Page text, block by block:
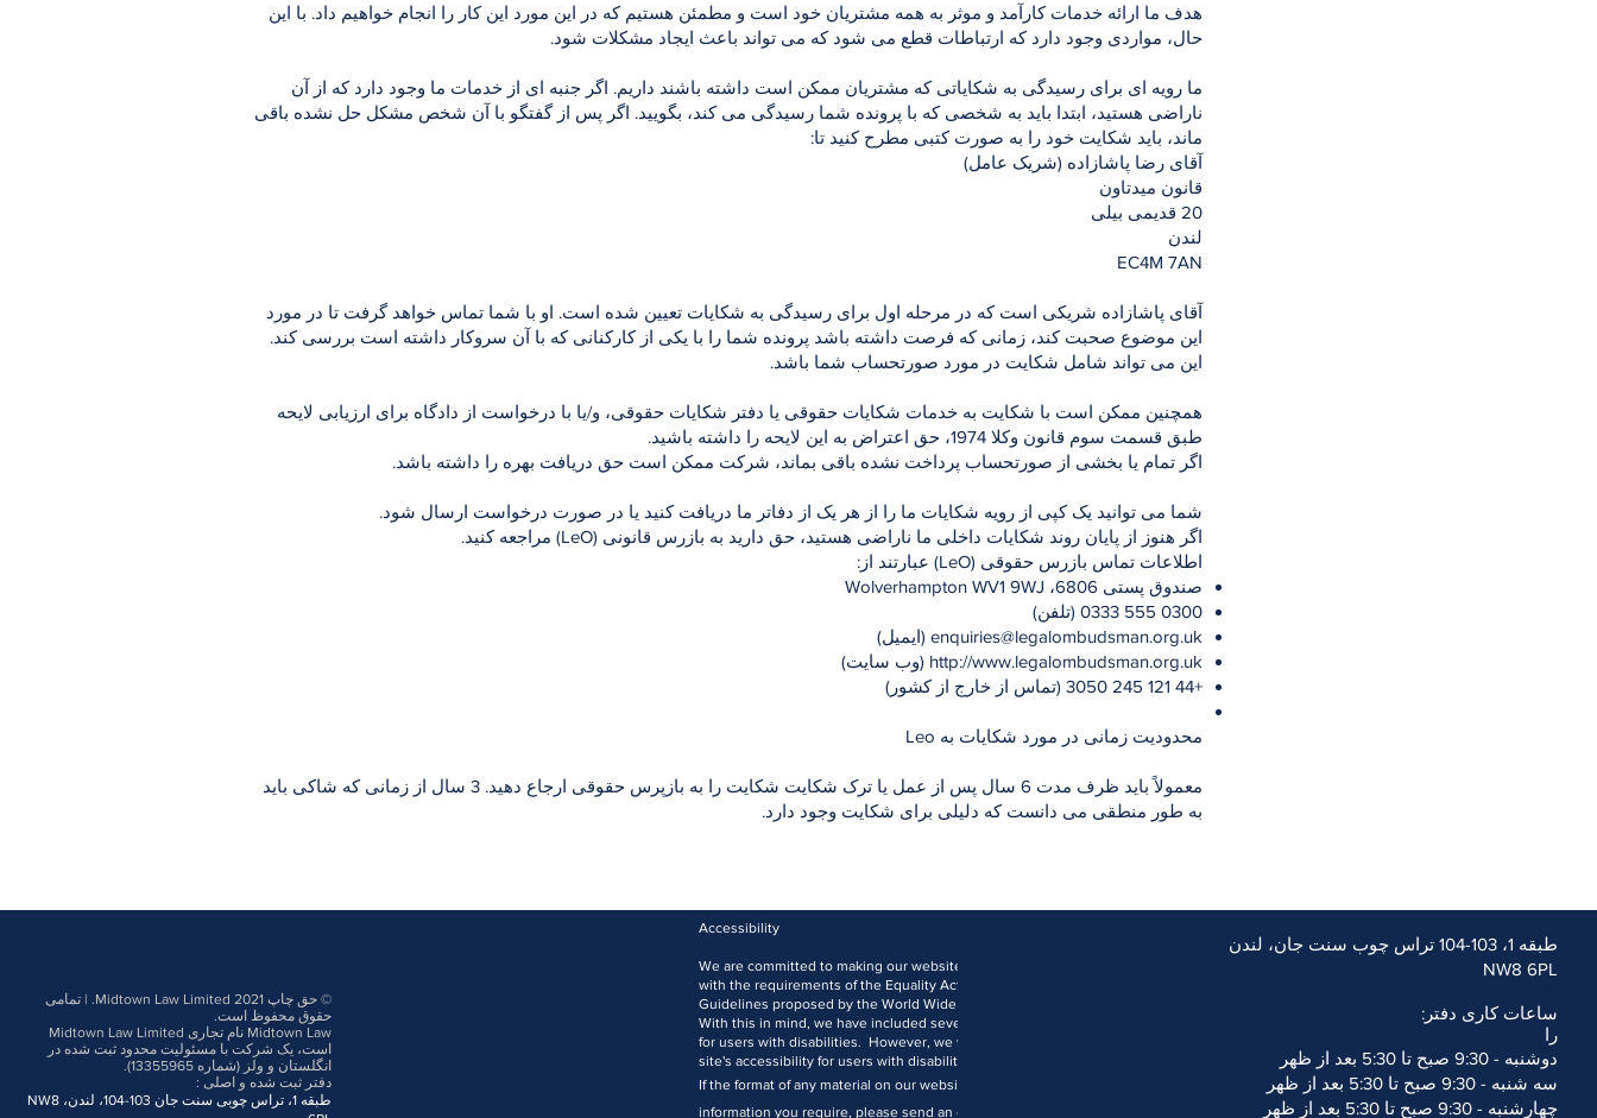
هدف ما ارائه خدمات کارآمد و موثر به همه مشتریان خود است و مطمئن هستیم که در این مورد این کار را انجام خواهیم داد. با این
حال، مواردی وجود دارد که ارتباطات قطع می شود که می تواند باعث ایجاد مشکلات شود.
ما رویه ای برای رسیدگی به شکایاتی که مشتریان ممکن است داشته باشند داریم. اگر جنبه ای از خدمات ما وجود دارد که از آن
ناراضی هستید، ابتدا باید به شخصی که با پرونده شما رسیدگی می کند، بگویید. اگر پس از گفتگو با آن شخص مشکل حل نشده باقی
ماند، باید شکایت خود را به صورت کتبی مطرح کنید تا:
آقای رضا پاشازاده (شریک عامل)
قانون میدتاون
20 قدیمی بیلی
لندن
EC4M 7AN
آقای پاشازاده شریکی است که در مرحله اول برای رسیدگی به شکایات تعیین شده است. او با شما تماس خواهد گرفت تا در مورد
این موضوع صحبت کند، زمانی که فرصت داشته باشد پرونده شما را با یکی از کارکنانی که با آن سروکار داشته است بررسی کند.
این می تواند شامل شکایت در مورد صورتحساب شما باشد.
همچنین ممکن است با شکایت به خدمات شکایات حقوقی یا دفتر شکایات حقوقی، و/یا با درخواست از دادگاه برای ارزیابی لایحه
طبق قسمت سوم قانون وکلا 1974، حق اعتراض به این لایحه را داشته باشید.
اگر تمام یا بخشی از صورتحساب پرداخت نشده باقی بماند، شرکت ممکن است حق دریافت بهره را داشته باشد.
شما می توانید یک کپی از رویه شکایات ما را از هر یک از دفاتر ما دریافت کنید یا در صورت درخواست ارسال شود.
اگر هنوز از پایان روند شکایات داخلی ما ناراضی هستید، حق دارید به بازرس قانونی (LeO) مراجعه کنید.
اطلاعات تماس بازرس حقوقی (LeO) عبارتند از:
صندوق پستی 6806، Wolverhampton WV1 9WJ
0300 555 0333 (تلفن)
enquiries@legalombudsman.org.uk (ایمیل)
http://www.legalombudsman.org.uk (وب سایت)
+44 121 245 3050 (تماس از خارج از کشور)
محدودیت زمانی در مورد شکایات به Leo
معمولاً باید ظرف مدت 6 سال پس از عمل یا ترک شکایت شکایت را به بازپرس حقوقی ارجاع دهید. 3 سال از زمانی که شاکی باید
به طور منطقی می دانست که دلیلی برای شکایت وجود دارد.
© حق چاپ 2021 Midtown Law Limited. | تمامی
حقوق محفوظ است.
Midtown Law نام تجاری Midtown Law Limited
است، یک شرکت با مسئولیت محدود ثبت شده در
انگلستان و ولز (شماره 13355965).
دفتر ثبت شده و اصلی :
طبقه 1، تراس چوبی سنت جان 103-104، لندن، NW8
Accessibility
We are committed to making our website accessible to all users. Our aim is to comply
with the requirements of the Equality Act 2010 and the Web Content Accessibility
Guidelines proposed by the World Wide Web Consortium (W3C).
With this in mind, we have included several features designed to improve accessibility
for users with disabilities. However, we welcome comments on how to improve the
site's accessibility for users with disabilities.
If the format of any material on our website interferes with your ability to access the
information you require, please send an e-mail to
طبقه 1، 103-104 تراس چوب سنت جان، لندن
NW8 6PL
ساعات کاری دفتر:
را
دوشنبه - 9:30 صبح تا 5:30 بعد از ظهر
سه شنبه - 9:30 صبح تا 5:30 بعد از ظهر
چهارشنبه - 9:30 صبح تا 5:30 بعد از ظهر